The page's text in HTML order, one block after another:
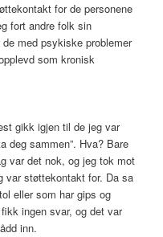
for de personene
fort andre folk sin
med psykiske problemer
som kronisk
gikk igjen til de jeg var
deg sammen”. Hva? Bare
var det nok, og jeg tok mot
var støttekontakt for. Da sa
eller som har gips og
ingen svar, og det var
inn.